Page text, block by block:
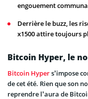
engouement
Derrière le buzz, les
x1500 attire toujours
Bitcoin Hyper, le
Bitcoin Hypers’impose
de cet été. Rien que son
reprendre l’aura de